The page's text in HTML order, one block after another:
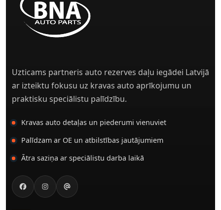
Uzticams partneris auto rezerves daļu iegādei Latvijā
ar izteiktu fokusu uz kravas auto aprīkojumu un
praktisku speciālistu palīdzību.
Kravas auto detaļas un piederumi vienuviet
Palīdzam ar OE un atbilstības jautājumiem
Ātra saziņa ar speciālistu darba laikā